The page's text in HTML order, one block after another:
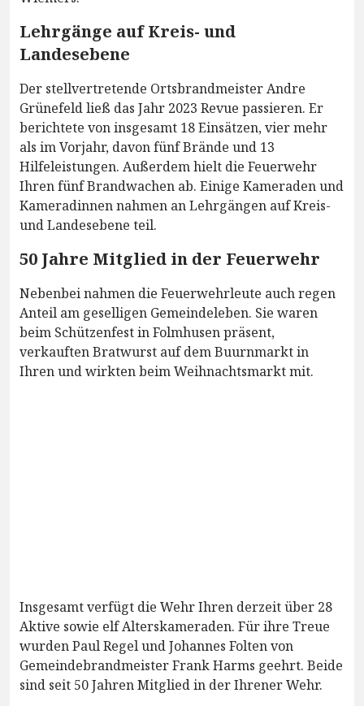
Lehrgänge auf Kreis- und
Landesebene
Der stellvertretende Ortsbrandmeister Andre
Grünefeld ließ das Jahr 2023 Revue passieren. Er
berichtete von insgesamt 18 Einsätzen, vier mehr
als im Vorjahr, davon fünf Brände und 13
Hilfeleistungen. Außerdem hielt die Feuerwehr
Ihren fünf Brandwachen ab. Einige Kameraden und
Kameradinnen nahmen an Lehrgängen auf Kreis-
und Landesebene teil.
50 Jahre Mitglied in der Feuerwehr
Nebenbei nahmen die Feuerwehrleute auch regen
Anteil am geselligen Gemeindeleben. Sie waren
beim Schützenfest in Folmhusen präsent,
verkauften Bratwurst auf dem Buurnmarkt in
Ihren und wirkten beim Weihnachtsmarkt mit.
Insgesamt verfügt die Wehr Ihren derzeit über 28
Aktive sowie elf Alterskameraden. Für ihre Treue
wurden Paul Regel und Johannes Folten von
Gemeindebrandmeister Frank Harms geehrt. Beide
sind seit 50 Jahren Mitglied in der Ihrener Wehr.